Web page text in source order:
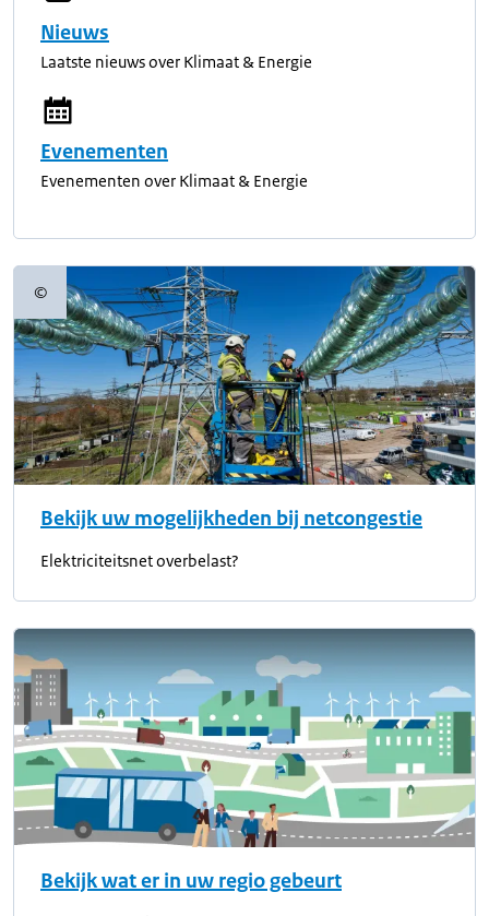
Nieuws
Laatste nieuws over Klimaat & Energie
Evenementen
Evenementen over Klimaat & Energie
©Copyrightinformatie
Bekijk uw mogelijkheden bij netcongestie
Elektriciteitsnet overbelast?
Bekijk wat er in uw regio gebeurt